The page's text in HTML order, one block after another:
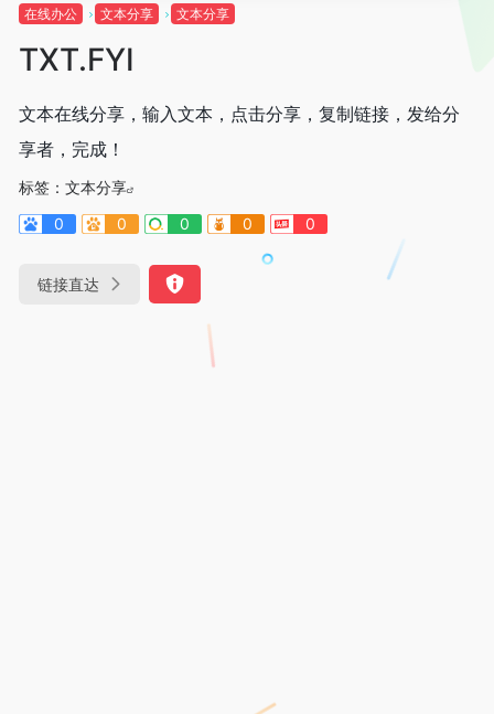
在线办公 文本分享 文本分享
TXT.FYI
文本在线分享，输入文本，点击分享，复制链接，发给分
享者，完成！
标签： 文本分享
0
0 0 0 0
链接直达